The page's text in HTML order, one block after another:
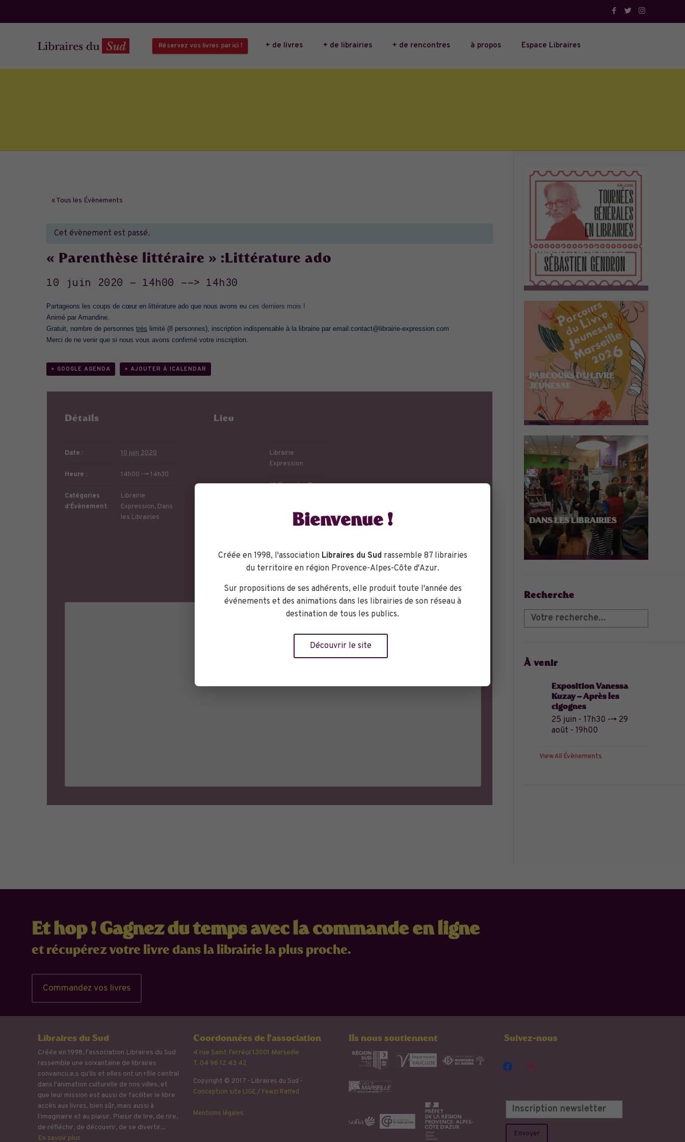
Réservez vos livres par ici ! + de livres + de librairies + de rencontres à propos Espace Libraires
« Tous les Évènements
Cet évènement est passé.
« Parenthèse littéraire » :Littérature ado
10 juin 2020 - 14h00 --> 14h30
Partageons les coups de cœur en littérature ado que nous avons euces derniers mois !
Animé par Amandine.
Gratuit, nombre de personnestrès limité (8 personnes), inscription indispensable à la librairie par email:contact@librairie-expression.com
Merci de ne venir que si nous vous avons confirmé votre inscription.
+ GOOGLE AGENDA + AJOUTER À ICALENDAR
Détails
Date : 10 juin 2020
Heure : 14h00 --> 14h30
Catégories
d’Évènement:
Librairie
Expression, Dans
les Librairies
Lieu
Librairie
Expression
10 Place des Pins
+ Google Map
Site :
http://www.librairie-
expression.com/
TOURNÉES GÉNÉRALES
PARCOURS DU LIVRE
JEUNESSE
DANS LES LIBRAIRIES
Recherche
À venir
Exposition Vanessa
Kuzay – Après les
cigognes
25 juin - 17h30 --> 29
août - 19h00
View All Évènements
Et hop ! Gagnez du temps avec la commande en ligne
et récupérez votre livre dans la librairie la plus proche.
Commandez vos livres
Libraires du Sud
Créée en 1998, l'association Libraires du Sud
rassemble une soixantaine de libraires
convaincu.e.s qu’ils et elles ont un rôle central
dans l'animation culturelle de nos villes, et
que leur mission est aussi de faciliter le libre
accès aux livres, bien sûr, mais aussi à
l'imaginaire et au plaisir. Plaisir de lire, de rire,
de réfléchir, de découvrir, de se divertir...
En savoir plus
Coordonnées de l'association
4 rue Saint Ferréol 13001 Marseille
T. 04 96 12 43 42
Copyright © 2017 - Libraires du Sud -
Conception site LIGE / Fewzi Raffed
Mentions légales
Ils nous soutiennent Suivez-nous
facebookinstagram
Bienvenue !
Créée en 1998, l'association Libraires du Sud rassemble 87 librairies
du territoire en région Provence-Alpes-Côte d'Azur.
Sur propositions de ses adhérents, elle produit toute l'année des
événements et des animations dans les librairies de son réseau à
destination de tous les publics.
Découvrir le site